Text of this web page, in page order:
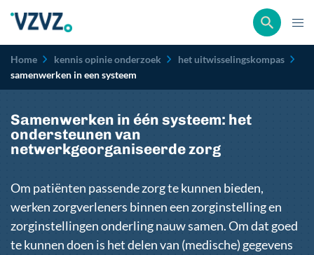
Kruimelpad
Home kennis opinie onderzoek
het uitwisselingskompas
samenwerken in een systeem
Samenwerken in één systeem: het
ondersteunen van
netwerkgeorganiseerde zorg
Om patiënten passende zorg te kunnen bieden,
werken zorgverleners binnen een zorginstelling en
zorginstellingen onderling nauw samen. Om dat goed
te kunnen doen is het delen van (medische) gegevens